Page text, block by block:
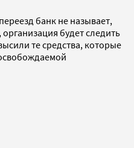
банк не называет,
будет следить
те средства, которые